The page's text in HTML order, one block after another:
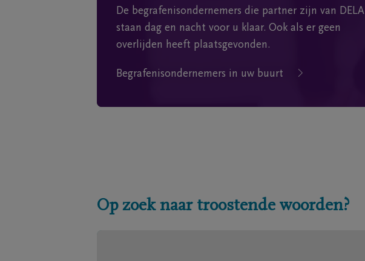
De begrafenisondernemers die partner zijn van DELA
staan dag en nacht voor u klaar. Ook als er geen
overlijden heeft plaatsgevonden.
Begrafenisondernemers in uw buurt
Op zoek naar troostende woorden?